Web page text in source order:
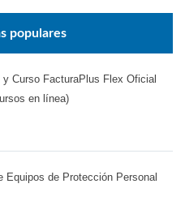
populares
Curso FacturaPlus Flex Oficial
en línea)
Equipos de Protección Personal